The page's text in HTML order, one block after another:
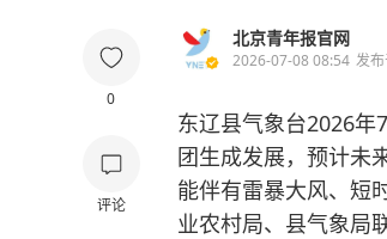
0
评论
北京青年报官网
2026-07-08 08:54 发
东辽县气象台2026年
团生成发展，预计未
能伴有雷暴大风、短
业农村局、县气象局